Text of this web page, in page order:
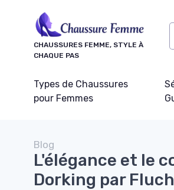
CHAUSSURES FEMME, STYLE À
CHAQUE PAS
Types de Chaussures
pour Femmes
Blog
L'élégance et le
Dorking par